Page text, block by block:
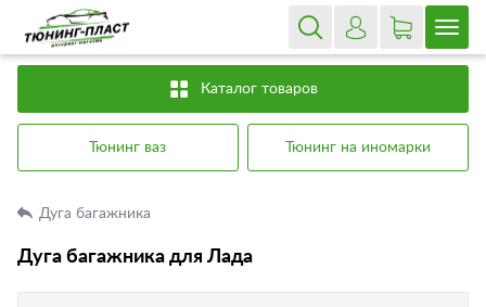
Каталог товаров
Тюнинг ваз Тюнинг на иномарки
Дуга багажника
Дуга багажника для Лада